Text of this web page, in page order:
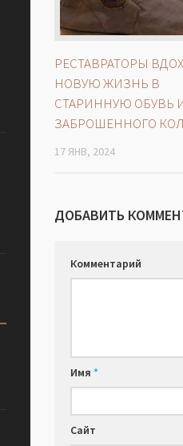
РЕСТАВРАТОРЫ
НОВУЮ ЖИЗНЬ В
СТАРИННУЮ ОБУВЬ
ЗАБРОШЕННОГО
17 ЯНВ, 2024
ДОБАВИТЬ
Комментарий
Имя *
Сайт